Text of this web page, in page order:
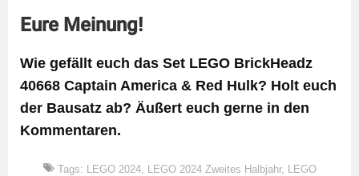
Eure Meinung!
Wie gefällt euch das Set LEGO BrickHeadz
40668 Captain America & Red Hulk? Holt euch
der Bausatz ab? Äußert euch gerne in den
Kommentaren.
Tags: LEGO 2024, LEGO 2024 Zweites Halbjahr, LEGO